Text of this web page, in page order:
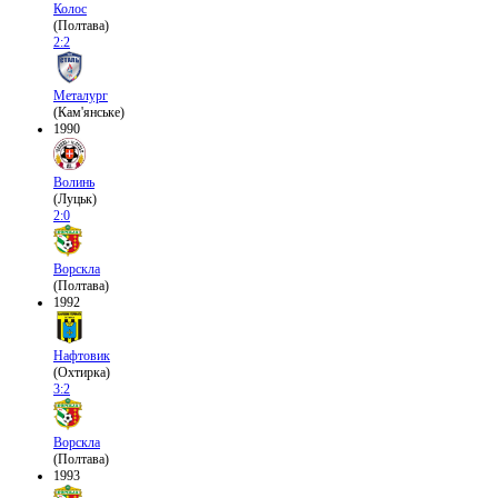
Колос
(Полтава)
2:2
Металург
(Кам'янське)
1990
Волинь
(Луцьк)
2:0
Ворскла
(Полтава)
1992
Нафтовик
(Охтирка)
3:2
Ворскла
(Полтава)
1993